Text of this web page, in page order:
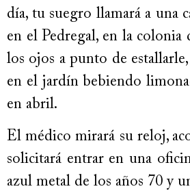
día, tu suegro llamará a una
en el Pedregal, en la
los ojos a punto de
en el jardín bebiendo
en abril.
El médico mirará su reloj,
solicitará entrar en una
azul metal de los años 70 y